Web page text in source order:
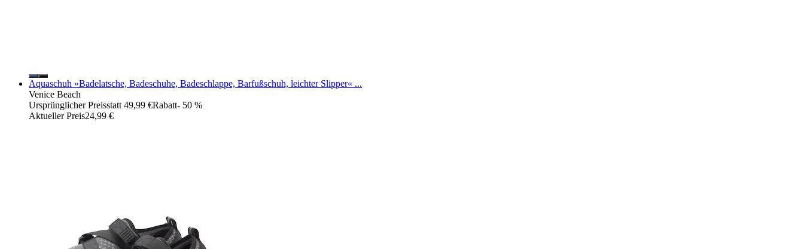
Aquaschuh »Badelatsche, Badeschuhe, Badeschlappe, Barfußschuh, leichter Slipper« ...
Venice Beach
Ursprünglicher Preisstatt 49,99 €Rabatt- 50 %
Aktueller Preis24,99 €